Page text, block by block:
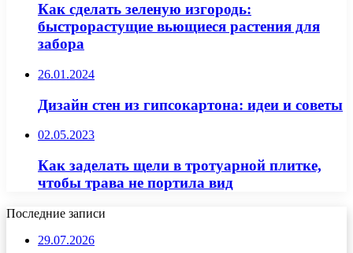
Как сделать зеленую изгородь:
быстрорастущие вьющиеся растения для
забора
26.01.2024
Дизайн стен из гипсокартона: идеи и советы
02.05.2023
Как заделать щели в тротуарной плитке,
чтобы трава не портила вид
Последние записи
29.07.2026